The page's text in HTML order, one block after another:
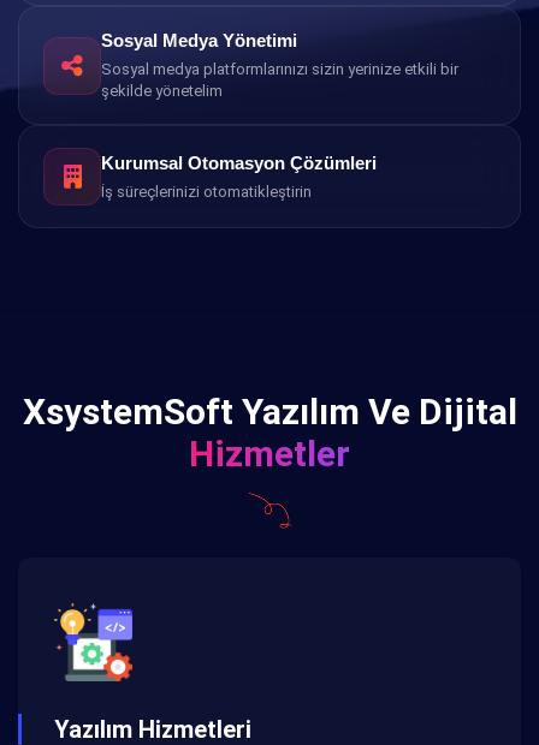
Sosyal Medya Yönetimi
Sosyal medya platformlarınızı sizin yerinize etkili bir
şekilde yönetelim
Kurumsal Otomasyon Çözümleri
İş süreçlerinizi otomatikleştirin
XsystemSoft Yazılım Ve Dijital
Hizmetler
Yazılım Hizmetleri